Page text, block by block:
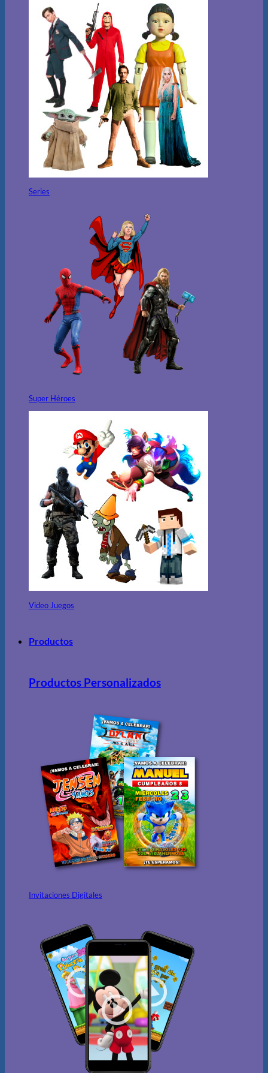
Series
Super Héroes
Video Juegos
Productos
Productos Personalizados
Invitaciones Digitales